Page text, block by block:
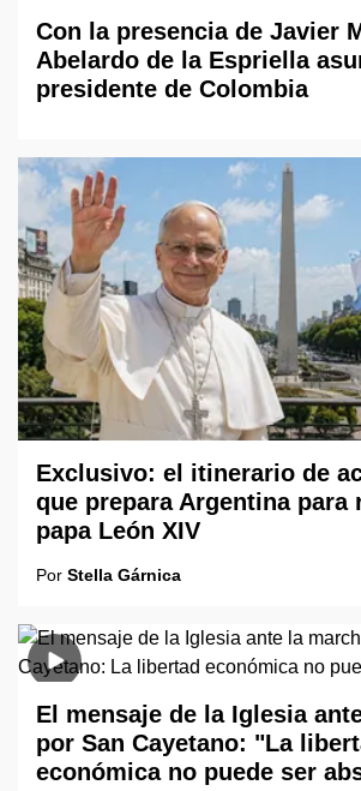
Con la presencia de Javier
Abelardo de la Espriella
presidente de Colombia
Exclusivo: el itinerario de
que prepara Argentina para
papa León XIV
Por Stella Gárnica
El mensaje de la Iglesia
por San Cayetano: "La
económica no puede ser